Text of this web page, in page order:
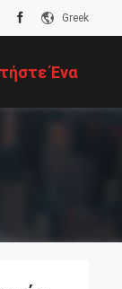
Greek
Ένα